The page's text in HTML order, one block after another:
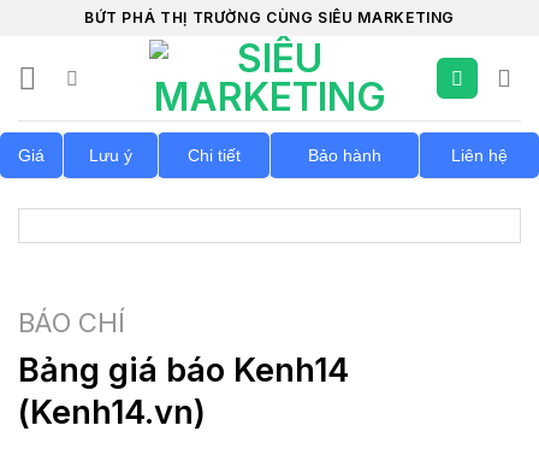
BỨT PHÁ THỊ TRƯỜNG CÙNG SIÊU MARKETING
Giá Lưu ý Chi tiết Bảo hành Liên hệ
BÁO CHÍ
Bảng giá báo Kenh14
(Kenh14.vn)